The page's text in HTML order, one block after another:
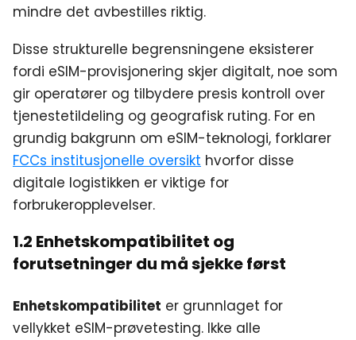
mindre det avbestilles riktig.
Disse strukturelle begrensningene eksisterer
fordi eSIM-provisjonering skjer digitalt, noe som
gir operatører og tilbydere presis kontroll over
tjenestetildeling og geografisk ruting. For en
grundig bakgrunn om eSIM-teknologi, forklarer
FCCs institusjonelle oversikt hvorfor disse
digitale logistikken er viktige for
forbrukeropplevelser.
1.2 Enhetskompatibilitet og
forutsetninger du må sjekke først
Enhetskompatibilitet er grunnlaget for
vellykket eSIM-prøvetesting. Ikke alle